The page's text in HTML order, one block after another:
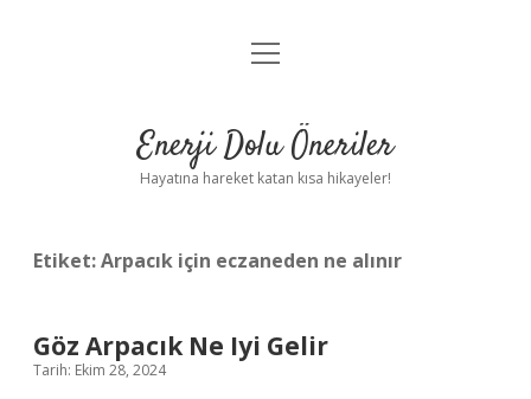
Anasayfa
Yasal Uyarı
menüyü
Enerji Dolu Öneriler
Hayatına hareket katan kısa hikayeler!
Etiket:Arpacık için eczaneden ne alınır
Göz Arpacık Ne Iyi Gelir
Tarih: Ekim 28, 2024